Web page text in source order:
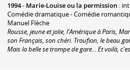
1994- Marie-Louise ou la permission :
Comédie dramatique - Comédie
Manuel Flèche
Rousse, jeune et jolie, l'Amérique à Paris,
son Français, son chéri. Troufion, le beau
Mais la belle se trompe de gare... Et voilà,